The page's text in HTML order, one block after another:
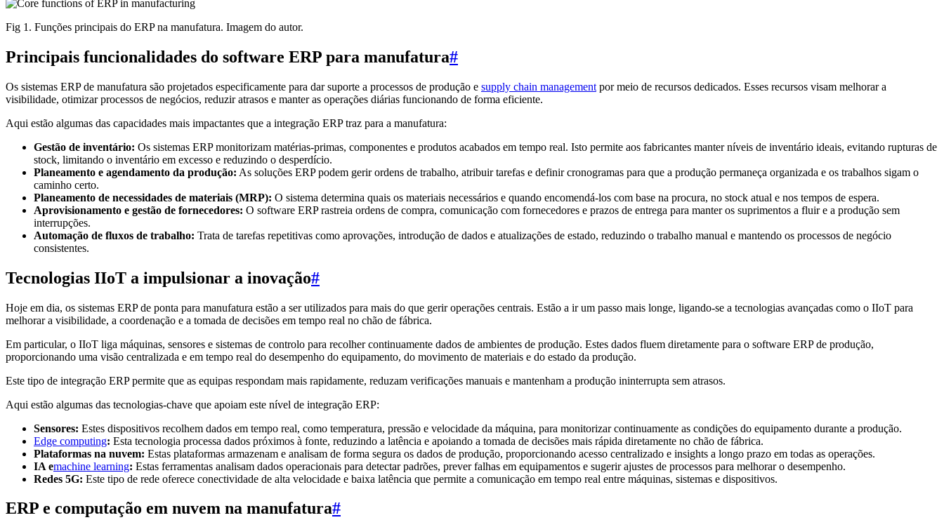
Fig 1. Funções principais do ERP na manufatura. Imagem do autor.
Principais funcionalidades do software ERP para manufatura#
Os sistemas ERP de manufatura são projetados especificamente para dar suporte a processos de produção e supply chain management por meio de recursos dedicados. Esses recursos visam melhorar a
visibilidade, otimizar processos de negócios, reduzir atrasos e manter as operações diárias funcionando de forma eficiente.
Aqui estão algumas das capacidades mais impactantes que a integração ERP traz para a manufatura:
Gestão de inventário: Os sistemas ERP monitorizam matérias-primas, componentes e produtos acabados em tempo real. Isto permite aos fabricantes manter níveis de inventário ideais, evitando rupturas de
stock, limitando o inventário em excesso e reduzindo o desperdício.
Planeamento e agendamento da produção: As soluções ERP podem gerir ordens de trabalho, atribuir tarefas e definir cronogramas para que a produção permaneça organizada e os trabalhos sigam o
caminho certo.
Planeamento de necessidades de materiais (MRP): O sistema determina quais os materiais necessários e quando encomendá-los com base na procura, no stock atual e nos tempos de espera.
Aprovisionamento e gestão de fornecedores: O software ERP rastreia ordens de compra, comunicação com fornecedores e prazos de entrega para manter os suprimentos a fluir e a produção sem
interrupções.
Automação de fluxos de trabalho: Trata de tarefas repetitivas como aprovações, introdução de dados e atualizações de estado, reduzindo o trabalho manual e mantendo os processos de negócio
consistentes.
Tecnologias IIoT a impulsionar a inovação#
Hoje em dia, os sistemas ERP de ponta para manufatura estão a ser utilizados para mais do que gerir operações centrais. Estão a ir um passo mais longe, ligando-se a tecnologias avançadas como o IIoT para
melhorar a visibilidade, a coordenação e a tomada de decisões em tempo real no chão de fábrica.
Em particular, o IIoT liga máquinas, sensores e sistemas de controlo para recolher continuamente dados de ambientes de produção. Estes dados fluem diretamente para o software ERP de produção,
proporcionando uma visão centralizada e em tempo real do desempenho do equipamento, do movimento de materiais e do estado da produção.
Este tipo de integração ERP permite que as equipas respondam mais rapidamente, reduzam verificações manuais e mantenham a produção ininterrupta sem atrasos.
Aqui estão algumas das tecnologias-chave que apoiam este nível de integração ERP:
Sensores: Estes dispositivos recolhem dados em tempo real, como temperatura, pressão e velocidade da máquina, para monitorizar continuamente as condições do equipamento durante a produção.
Edge computing: Esta tecnologia processa dados próximos à fonte, reduzindo a latência e apoiando a tomada de decisões mais rápida diretamente no chão de fábrica.
Plataformas na nuvem: Estas plataformas armazenam e analisam de forma segura os dados de produção, proporcionando acesso centralizado e insights a longo prazo em todas as operações.
IA emachine learning: Estas ferramentas analisam dados operacionais para detectar padrões, prever falhas em equipamentos e sugerir ajustes de processos para melhorar o desempenho.
Redes 5G: Este tipo de rede oferece conectividade de alta velocidade e baixa latência que permite a comunicação em tempo real entre máquinas, sistemas e dispositivos.
ERP e computação em nuvem na manufatura#